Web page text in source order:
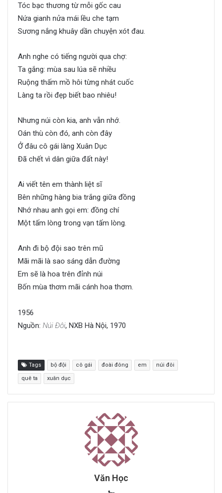
Tóc bạc thương từ mỗi gốc cau
Nứa gianh nửa mái lều che tạm
Sương nắng khuây dần chuyện xót đau.
Anh nghe có tiếng người qua chợ:
Ta gắng: mùa sau lúa sẽ nhiều
Ruộng thấm mồ hôi từng nhát cuốc
Làng ta rồi đẹp biết bao nhiêu!
Nhưng núi còn kia, anh vẫn nhớ.
Oán thù còn đó, anh còn đây
Ở đâu cô gái làng Xuân Dục
Đã chết vì dân giữa đất này!
Ai viết tên em thành liệt sĩ
Bên những hàng bia trắng giữa đồng
Nhớ nhau anh gọi em: đồng chí
Một tấm lòng trong vạn tấm lòng.
Anh đi bộ đội sao trên mũ
Mãi mãi là sao sáng dẫn đường
Em sẽ là hoa trên đỉnh núi
Bốn mùa thơm mãi cánh hoa thơm.
1956
Nguồn: Núi Đôi, NXB Hà Nội, 1970
Tags bộ đội cô gái đoài đông em núi đôi
quê ta xuân dục
Văn Học